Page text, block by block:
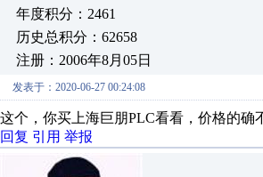
年度积分：2461
历史总积分：62658
注册：2006年8月05日
发表于：2020-06-27 00:24:08
这个，你买上海巨朋PLC看看，价格的确
回复 引用 举报